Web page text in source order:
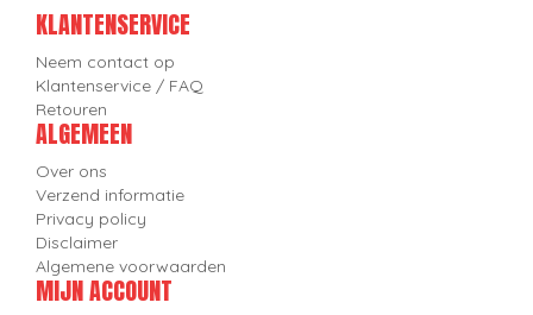
KLANTENSERVICE
Neem contact op
Klantenservice / FAQ
Retouren
ALGEMEEN
Over ons
Verzend informatie
Privacy policy
Disclaimer
Algemene voorwaarden
MIJN ACCOUNT